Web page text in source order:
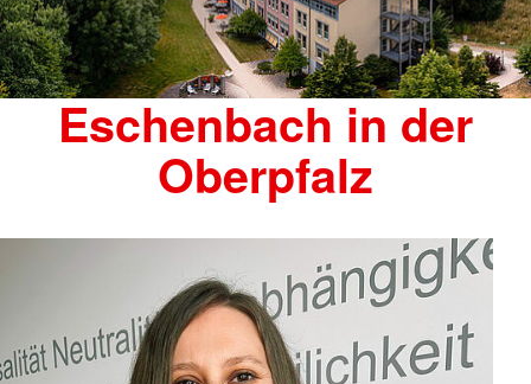
Eschenbach in der
Oberpfalz